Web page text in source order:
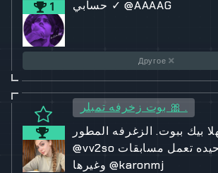
1
حسابي ✓ @AAAAG
Другое
بوت زخرفه تمبلر 🎀 .
بيك ببوت. الزغرفه المطور
@vv2so قناتنا الوحيده تعمل مسابقات
وغيرها @karonmj